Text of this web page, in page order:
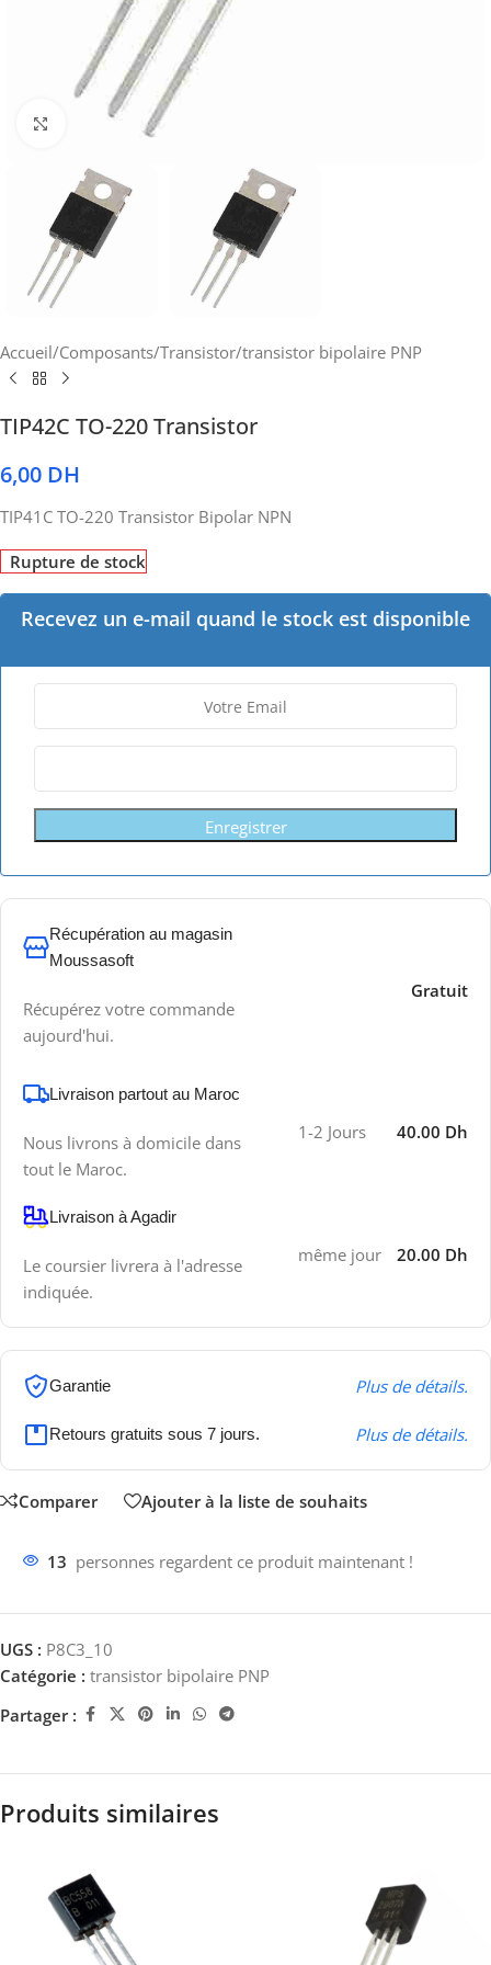
Cliquez pour agrandir
Accueil/Composants/Transistor/transistor bipolaire PNP
TIP42C TO-220 Transistor
6,00 DH
TIP41C TO-220 Transistor Bipolar NPN
Rupture de stock
Recevez un e-mail quand le stock est disponible
Enregistrer
Récupération au magasin
Moussasoft
Récupérez votre commande
aujourd'hui.
Gratuit
Livraison partout au Maroc
Nous livrons à domicile dans
tout le Maroc.
1-2 Jours 40.00 Dh
Livraison à Agadir
Le coursier livrera à l'adresse
indiquée.
même jour 20.00 Dh
Garantie Plus de détails.
Retours gratuits sous 7 jours. Plus de détails.
Comparer Ajouter à la liste de souhaits
13 personnes regardent ce produit maintenant !
UGS : P8C3_10
Catégorie : transistor bipolaire PNP
Partager :
Produits similaires